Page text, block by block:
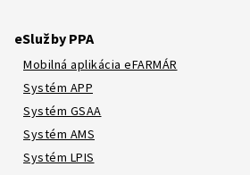
eSlužby PPA
Mobilná aplikácia eFARMÁR
Systém APP
Systém GSAA
Systém AMS
Systém LPIS